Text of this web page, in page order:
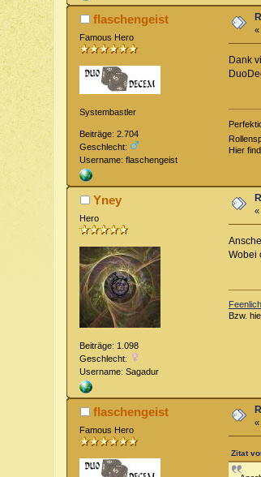
flaschengeist
Famous Hero
Systembastler
Beiträge: 2.704
Geschlecht:
Username: flaschengeist
Dank
Hier
Yney
Hero
Beiträge: 1.098
Geschlecht:
Username: Sagadur
Wobei
Bzw.
flaschengeist
Famous Hero
Zitat